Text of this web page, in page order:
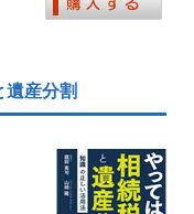
遺産分割